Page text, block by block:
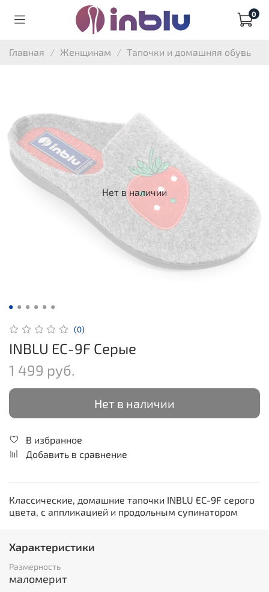
0
Главная Женщинам Тапочки и домашняя обувь
Нет в наличии
(0)
INBLU EC-9F Серые
1 499 руб.
Нет в наличии
В избранное
Добавить в сравнение
Классические, домашние тапочки INBLU EC-9F серого
цвета, с аппликацией и продольным супинатором
Характеристики
Размерность
маломерит